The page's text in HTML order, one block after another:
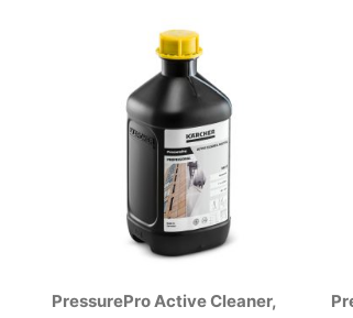
PressurePro Active Cleaner,